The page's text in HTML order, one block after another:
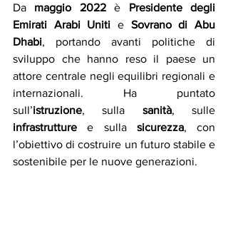
Da maggio 2022 è Presidente degli
Emirati Arabi Uniti e Sovrano di Abu
Dhabi, portando avanti politiche di
sviluppo che hanno reso il paese un
attore centrale negli equilibri regionali e
internazionali. Ha puntato
sull’istruzione, sulla sanità
infrastrutture e sulla sicurezza, con
l’obiettivo di costruire un futuro stabile e
sostenibile per le nuove generazioni.